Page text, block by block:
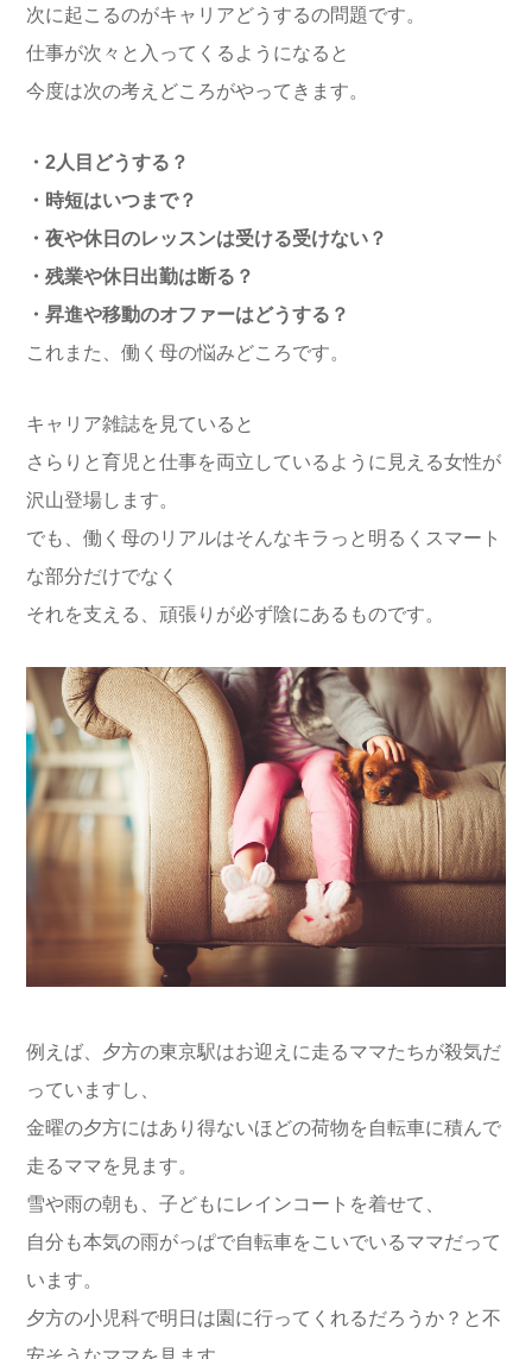
次に起こるのがキャリアどうするの問題です。
仕事が次々と入ってくるようになると
今度は次の考えどころがやってきます。
・2人目どうする？
・時短はいつまで？
・夜や休日のレッスンは受ける受けない？
・残業や休日出勤は断る？
・昇進や移動のオファーはどうする？
これまた、働く母の悩みどころです。
キャリア雑誌を見ていると
さらりと育児と仕事を両立しているように見える女性が
沢山登場します。
でも、働く母のリアルはそんなキラっと明るくスマート
な部分だけでなく
それを支える、頑張りが必ず陰にあるものです。
例えば、夕方の東京駅はお迎えに走るママたちが殺気だ
っていますし、
金曜の夕方にはあり得ないほどの荷物を自転車に積んで
走るママを見ます。
雪や雨の朝も、子どもにレインコートを着せて、
自分も本気の雨がっぱで自転車をこいでいるママだって
います。
夕方の小児科で明日は園に行ってくれるだろうか？と不